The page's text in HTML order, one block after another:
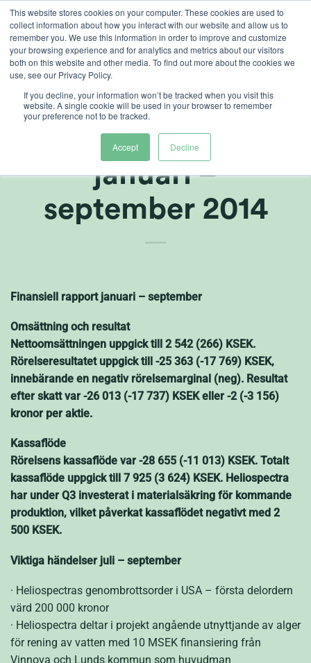
This website stores cookies on your computer. These cookies are used to
collect information about how you interact with our website and allow us to
remember you. We use this information in order to improve and customize
your browsing experience and for analytics and metrics about our visitors
both on this website and other media. To find out more about the cookies we
use, see our Privacy Policy.
If you decline, your information won’t be tracked when you visit this
website. A single cookie will be used in your browser to remember
your preference not to be tracked.
Accept Decline
Skip
content
Heliospectra –
Delårsredogörelse
januari –
september 2014
Finansiell rapport januari – september
Omsättning och resultat
Nettoomsättningen uppgick till 2 542 (266) KSEK.
Rörelseresultatet uppgick till -25 363 (-17 769) KSEK,
innebärande en negativ rörelsemarginal (neg). Resultat
efter skatt var -26 013 (-17 737) KSEK eller -2 (-3 156)
kronor per aktie.
Kassaflöde
Rörelsens kassaflöde var -28 655 (-11 013) KSEK. Totalt
kassaflöde uppgick till 7 925 (3 624) KSEK. Heliospectra
har under Q3 investerat i materialsäkring för kommande
produktion, vilket påverkat kassaflödet negativt med 2
500 KSEK.
Viktiga händelser juli – september
· Heliospectras genombrottsorder i USA – första delordern
värd 200 000 kronor
· Heliospectra deltar i projekt angående utnyttjande av alger
för rening av vatten med 10 MSEK finansiering från
Vinnova och Lunds kommun som huvudman